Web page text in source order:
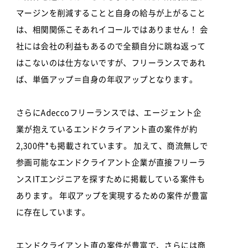
マージンを削減することと自身の給与が上がること
は、相関関係こそあれイコールではありません！ 会
社には会社の利益もあるので全額自分に跳ね返って
はこないのは仕方ないですが、フリーランスであれ
ば、単価アップ＝自身の年収アップとなります。
さらにAdeccoフリーランスでは、エージェント企
業が抱えているエンドクライアント直の案件が約
2,300件*も掲載されています。 加えて、商流無しで
参画可能なエンドクライアント企業が直接フリーラ
ンスITエンジニアを探すために掲載している案件も
あります。 年収アップを実現するための案件が豊富
に存在しています。
エンドクライアント直の案件が豊富で、さらには商